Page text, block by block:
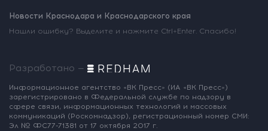
Новости Краснодара и Краснодарского края
Нашли ошибку? Выделите и нажмите Ctrl+Enter. Спасибо!
Разработано —
Информационное агентство «ВК Пресс» (ИА «ВК Пресс»)
зарегистрировано в Федеральной службе по надзору в
сфере связи, информационных технологий и массовых
коммуникаций (Роскомнадзор), регистрационный номер СМИ:
Эл № ФС77-71381 от 17 октября 2017 г.